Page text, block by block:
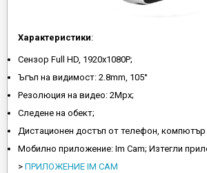
Характеристики:
Сензор Full HD, 1920x1080P;
Ъгъл на видимост: 2.8mm, 105°
Резолюция на видео: 2Mpx;
Следене на обект;
Дистационен достъп от телефон, компютър
Мобилно приложение: Im Cam; Изтегли
> ПРИЛОЖЕНИЕ IM CAM